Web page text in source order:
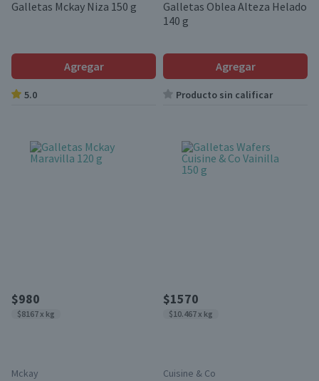
Galletas Mckay Niza 150 g
Agregar
5.0
Galletas Oblea Alteza Helado
140 g
Agregar
Producto sin calificar
$980
$8167 x kg
Mckay
$1570
$10.467 x kg
Cuisine & Co